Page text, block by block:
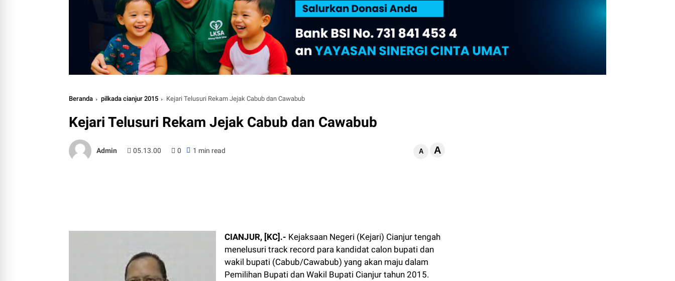
Beranda pilkada cianjur 2015 Kejari Telusuri Rekam Jejak Cabub dan Cawabub
Kejari Telusuri Rekam Jejak Cabub dan Cawabub
Admin 05.13.00 0 1 min read A A
CIANJUR, [KC].- Kejaksaan Negeri (Kejari) Cianjur tengah
menelusuri track record para kandidat calon bupati dan
wakil bupati (Cabub/Cawabub) yang akan maju dalam
Pemilihan Bupati dan Wakil Bupati Cianjur tahun 2015.